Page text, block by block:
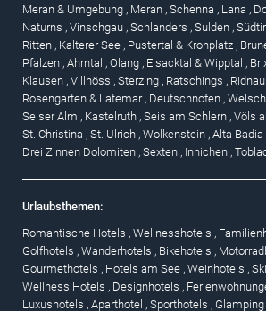
Meran & Umgebung , Meran , Schenna , Lana ,
Naturns , Vinschgau , Schlanders , Sulden ,
Ritten , Kalterer See , Pustertal & Kronplatz ,
Pfalzen , Ahrntal , Olang , Eisacktal & Wipptal ,
Klausen , Villnöss , Sterzing , Ratschings ,
Rosengarten & Latemar , Deutschnofen ,
Seiser Alm , Kastelruth , Seis am Schlern , Völs
St. Christina , St. Ulrich , Wolkenstein , Alta Badia
Drei Zinnen Dolomiten , Sexten , Innichen ,
Urlaubsthemen:
Romantische Hotels , Wellnesshotels ,
Golfhotels , Wanderhotels , Bikehotels ,
Gourmethotels , Hotels am See , Weinhotels ,
Wellness Hotels , Designhotels ,
Luxushotels , Aparthotel , Sporthotels , Glamping